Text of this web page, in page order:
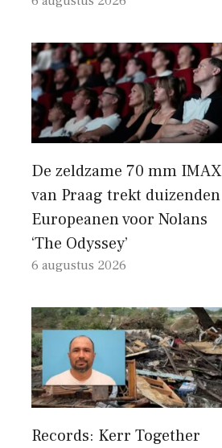
De zeldzame 70 mm IMAX
van Praag trekt duizenden
Europeanen voor Nolans
‘The Odyssey’
6 augustus 2026
Records: Kerr Together